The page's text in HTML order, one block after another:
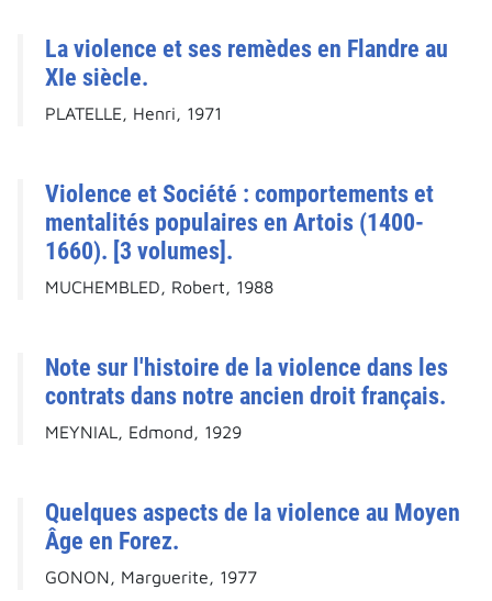
La violence et ses remèdes en Flandre au
XIe siècle.
PLATELLE, Henri, 1971
Violence et Société : comportements et
mentalités populaires en Artois (1400-
1660). [3 volumes].
MUCHEMBLED, Robert, 1988
Note sur l'histoire de la violence dans les
contrats dans notre ancien droit français.
MEYNIAL, Edmond, 1929
Quelques aspects de la violence au Moyen
Âge en Forez.
GONON, Marguerite, 1977